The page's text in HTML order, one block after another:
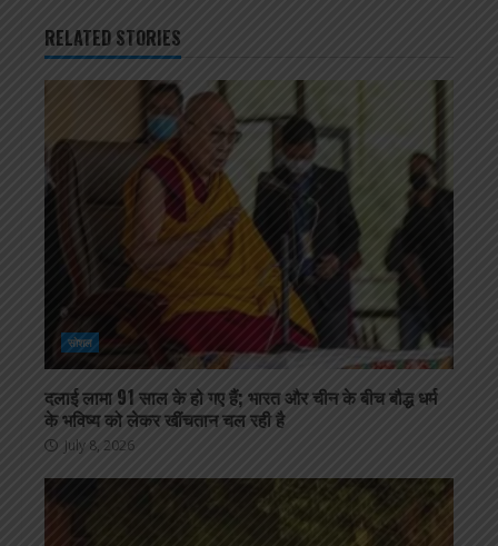
RELATED STORIES
सोशल
दलाई लामा 91 साल के हो गए हैं; भारत और चीन के बीच बौद्ध धर्म
के भविष्य को लेकर खींचतान चल रही है
July 8, 2026